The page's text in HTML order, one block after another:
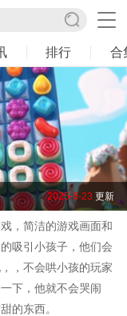
排行 合
2025-6-23 更新
，简洁的游戏画面和
吸引小孩子，他们会
，不会哄小孩的玩家
下，他就不会哭闹
的东西。